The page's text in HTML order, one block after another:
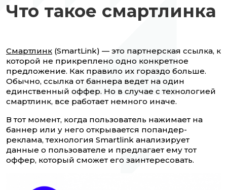
Что такое смартлинка
Смартлинк (SmartLink) — это партнерская ссылка, к
которой не прикреплено одно конкретное
предложение. Как правило их гораздо больше.
Обычно, ссылка от баннера ведет на один
единственный оффер. Но в случае с технологией
смартлинк, все работает немного иначе.
В тот момент, когда пользователь нажимает на
баннер или у него открывается попандер-
реклама, технология Smartlink анализирует
данные о пользователе и предлагает ему тот
оффер, который сможет его заинтересовать.